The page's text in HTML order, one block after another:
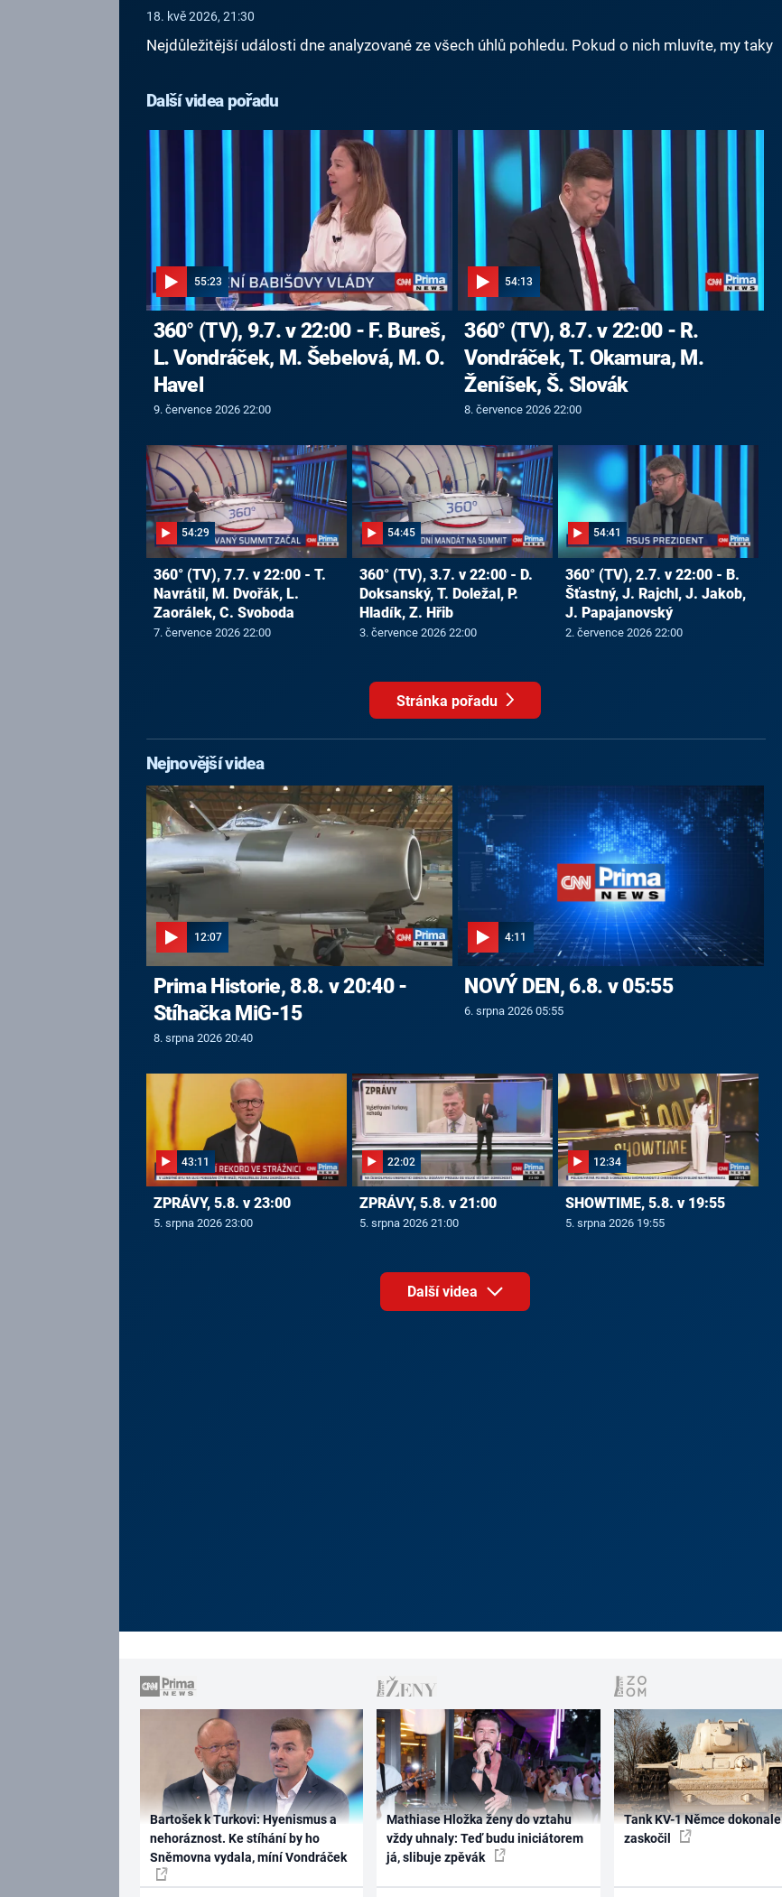
18. kvě 2026, 21:30
Nejdůležitější události dne analyzované ze všech úhlů pohledu. Pokud o nich mluvíte, my taky
Další videa pořadu
55:23
360° (TV), 9.7. v 22:00 - F. Bureš,
L. Vondráček, M. Šebelová, M. O.
Havel
9. července 2026 22:00
54:13
360° (TV), 8.7. v 22:00 - R.
Vondráček, T. Okamura, M.
Ženíšek, Š. Slovák
8. července 2026 22:00
54:29
360° (TV), 7.7. v 22:00 - T.
Navrátil, M. Dvořák, L.
Zaorálek, C. Svoboda
7. července 2026 22:00
54:45
360° (TV), 3.7. v 22:00 - D.
Doksanský, T. Doležal, P.
Hladík, Z. Hřib
3. července 2026 22:00
54:41
360° (TV), 2.7. v 22:00 - B.
Šťastný, J. Rajchl, J. Jakob,
J. Papajanovský
2. července 2026 22:00
Stránka pořadu
Nejnovější videa
12:07
Prima Historie, 8.8. v 20:40 -
Stíhačka MiG-15
8. srpna 2026 20:40
4:11
NOVÝ DEN, 6.8. v 05:55
6. srpna 2026 05:55
43:11
ZPRÁVY, 5.8. v 23:00
5. srpna 2026 23:00
22:02
ZPRÁVY, 5.8. v 21:00
5. srpna 2026 21:00
12:34
SHOWTIME, 5.8. v 19:55
5. srpna 2026 19:55
Další videa
Bartošek k Turkovi: Hyenismus a
nehoráznost. Ke stíhání by ho
Sněmovna vydala, míní Vondráček
Mathiase Hložka ženy do vztahu
vždy uhnaly: Teď budu iniciátorem
já, slibuje zpěvák
Tank KV-1 Němce dokonale
zaskočil